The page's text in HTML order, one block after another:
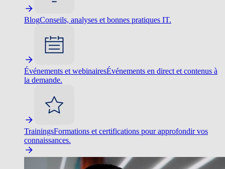
BlogConseils, analyses et bonnes pratiques IT.
Événements et webinairesÉvénements en direct et contenus à
la demande.
TrainingsFormations et certifications pour approfondir vos
connaissances.